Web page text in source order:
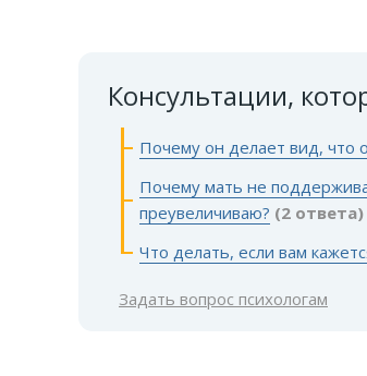
Консультации,
Почему он делает вид, что
Почему мать не
преувеличиваю? (2 ответа)
Что делать, если вам
Задать вопрос психологам